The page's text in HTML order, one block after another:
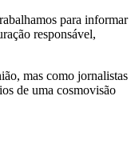
para informar
responsável,
mas como jornalistas
de uma cosmovisão